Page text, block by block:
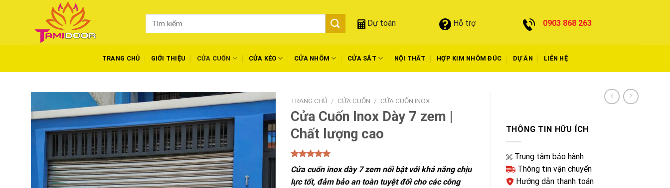
Tìm
Dự toán Hỗ trợ 0903 868 263
TRANG CHỦ GIỚI THIỆU CỬA CUỐN CỬA KÉO CỬA NHÔM CỬA SẮT NỘI THẤT HỢP KIM NHÔM ĐÚC DỰ ÁN LIÊN HỆ
TRANG CHỦ / CỬA CUỐN / CỬA CUỐN INOX
Cửa Cuốn Inox Dày 7 zem |
Chất lượng cao
5.00
trên 5
dựa trên
1
đánh giá
Cửa cuốn inox dày 7 zem nổi bật với khả năng chịu
lực tốt, đảm bảo an toàn tuyệt đối cho các công
THÔNG TIN HỮU ÍCH
Trung tâm bảo hành
Thông tin vận chuyển
Hướng dẫn thanh toán